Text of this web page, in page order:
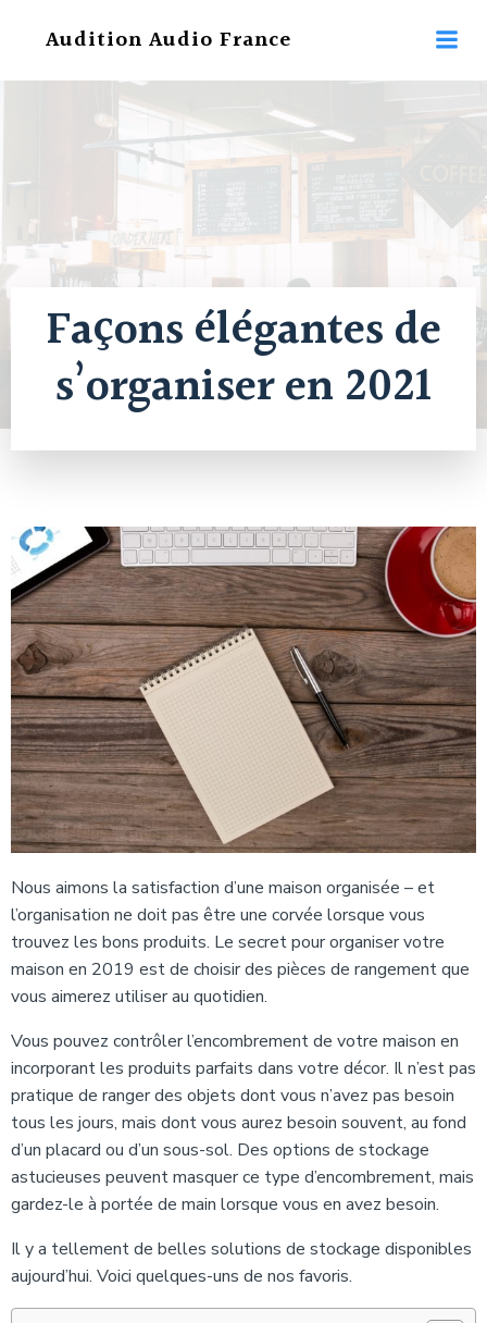
au
Audition Audio France
Façons élégantes de
s’organiser en 2021
Nous aimons la satisfaction d’une maison organisée – et
l’organisation ne doit pas être une corvée lorsque vous
trouvez les bons produits. Le secret pour organiser votre
maison en 2019 est de choisir des pièces de rangement que
vous aimerez utiliser au quotidien.
Vous pouvez contrôler l’encombrement de votre maison en
incorporant les produits parfaits dans votre décor. Il n’est pas
pratique de ranger des objets dont vous n’avez pas besoin
tous les jours, mais dont vous aurez besoin souvent, au fond
d’un placard ou d’un sous-sol. Des options de stockage
astucieuses peuvent masquer ce type d’encombrement, mais
gardez-le à portée de main lorsque vous en avez besoin.
Il y a tellement de belles solutions de stockage disponibles
aujourd’hui. Voici quelques-uns de nos favoris.